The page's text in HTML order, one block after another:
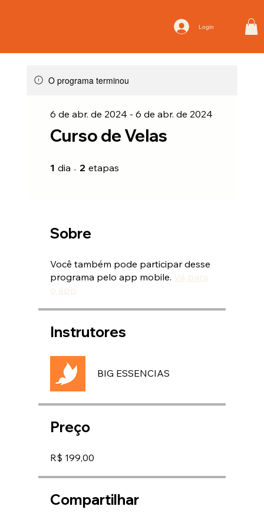
Login
O programa terminou
Curso de Velas
6 de abr. de 2024 - 6 de abr. de 2024
1 dia 1 dia
2 etapas
Sobre
Você também pode participar desse
programa pelo app mobile. Vá para
o app
Instrutores
BIG ESSENCIAS
Preço
R$ 199,00
Compartilhar